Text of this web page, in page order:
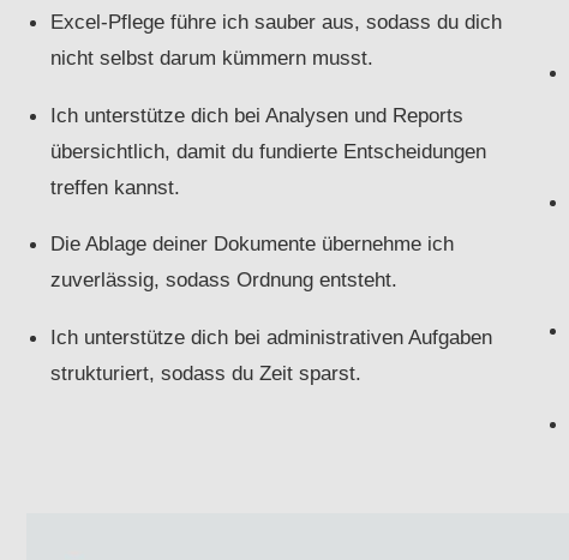
Excel-Pflege führe ich sauber aus, sodass du dich
nicht selbst darum kümmern musst.
Ich unterstütze dich bei Analysen und Reports
übersichtlich, damit du fundierte Entscheidungen
treffen kannst.
Die Ablage deiner Dokumente übernehme ich
zuverlässig, sodass Ordnung entsteht.
Ich unterstütze dich bei administrativen Aufgaben
strukturiert, sodass du Zeit sparst.